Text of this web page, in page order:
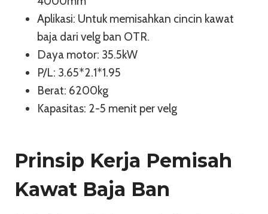
Aplikasi: Untuk memisahkan cincin kawat
baja dari velg ban OTR.
Daya motor: 35.5kW
P/L: 3.65*2.1*1.95
Berat: 6200kg
Kapasitas: 2-5 menit per velg
Prinsip Kerja Pemisah
Kawat Baja Ban